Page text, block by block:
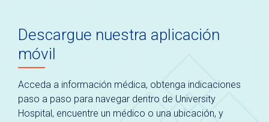
Descargue nuestra aplicación
móvil
Acceda a información médica, obtenga indicaciones
paso a paso para navegar dentro de University
Hospital, encuentre un médico o una ubicación, y